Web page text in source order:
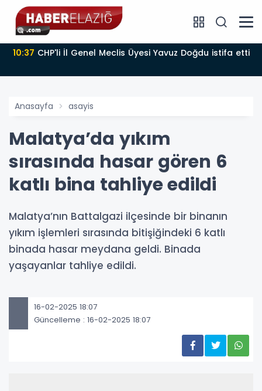
10:37 CHP'li İl Genel Meclis Üyesi Yavuz Doğdu istifa etti
Anasayfa asayis
Malatya’da yıkım
sırasında hasar gören 6
katlı bina tahliye edildi
Malatya’nın Battalgazi ilçesinde bir binanın
yıkım işlemleri sırasında bitişiğindeki 6 katlı
binada hasar meydana geldi. Binada
yaşayanlar tahliye edildi.
16-02-2025 18:07
Güncelleme : 16-02-2025 18:07